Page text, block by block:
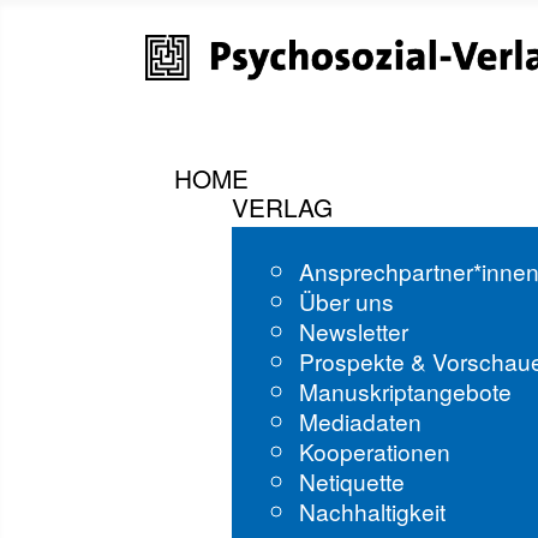
HOME
VERLAG
Über uns
Newsletter
Prospekte &
Manuskriptangebote
Mediadaten
Kooperationen
Netiquette
Nachhaltigkeit